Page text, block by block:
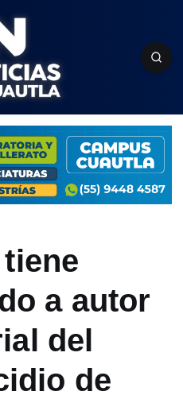
a autor
del
de